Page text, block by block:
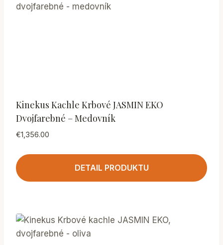
Kinekus Kachle Krbové JASMIN EKO
Dvojfarebné – Medovník
€1,356.00
DETAIL PRODUKTU